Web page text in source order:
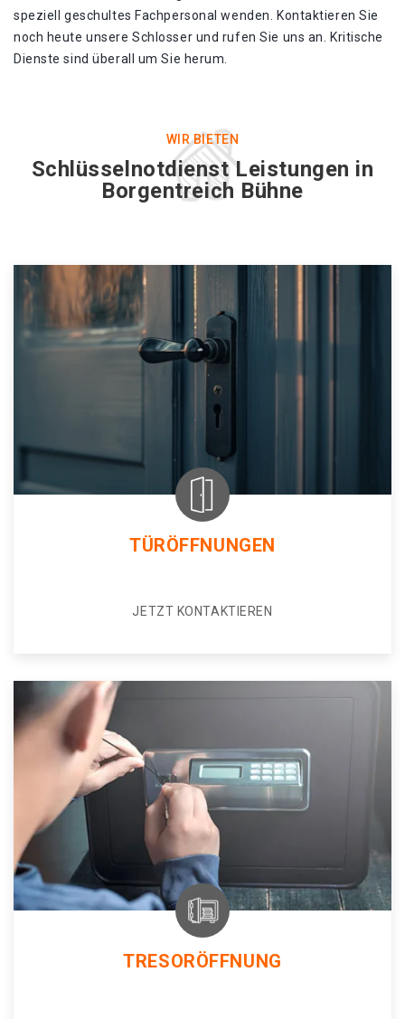
speziell geschultes Fachpersonal wenden. Kontaktieren Sie
noch heute unsere Schlosser und rufen Sie uns an. Kritische
Dienste sind überall um Sie herum.
WIR BIETEN
Schlüsselnotdienst Leistungen in
Borgentreich Bühne
TÜRÖFFNUNGEN
JETZT KONTAKTIEREN
TRESORÖFFNUNG